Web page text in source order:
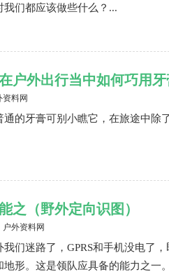
我们都应该做些什么？...
户外出行当中如何巧用
料网
通的牙膏可别小瞧它，在旅途中除
之（野外定向识图）
外资料网
我们迷路了，GPRS和手机没电了
地形。这是领队应具备的能力之一